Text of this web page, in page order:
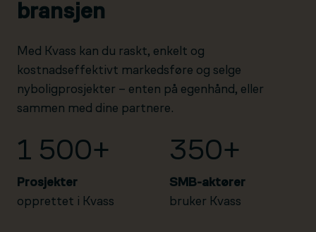
bransjen
Med Kvass kan du raskt, enkelt og
kostnadseffektivt markedsføre og selge
nyboligprosjekter – enten på egenhånd, eller
sammen med dine partnere.
1 500+
Prosjekter
opprettet i Kvass
350+
SMB-aktører
bruker Kvass